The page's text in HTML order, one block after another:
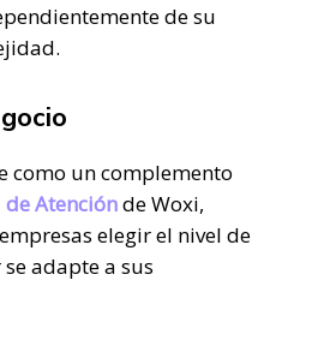
de su
como un complemento
de Atenciónde Woxi,
elegir el nivel de
adapte a sus